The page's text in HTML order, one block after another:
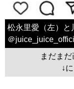
松永里愛（左）と
＠
まだま
↓